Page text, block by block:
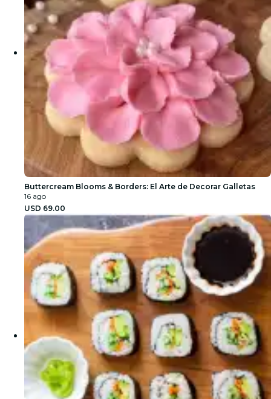
Buttercream Blooms & Borders: El Arte de Decorar Galletas
16 ago
USD 69.00